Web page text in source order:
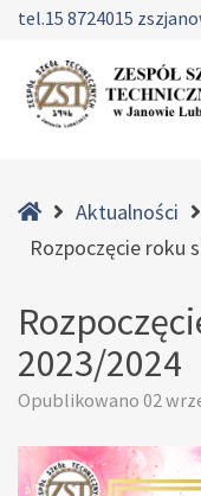
roku
szkolnego
tel.15 8724015
HomeAktualności
Rozpoczęcie roku
2023/2024
Opublikowano 02